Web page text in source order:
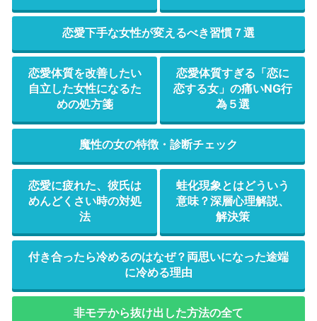
恋愛下手な女性が変えるべき習慣７選
恋愛体質を改善したい
自立した女性になるた
めの処方箋
恋愛体質すぎる「恋に
恋する女」の痛いNG行
為５選
魔性の女の特徴・診断チェック
恋愛に疲れた、彼氏は
めんどくさい時の対処
法
蛙化現象とはどういう
意味？深層心理解説、
解決策
付き合ったら冷めるのはなぜ？両思いになった途端
に冷める理由
非モテから抜け出した方法の全て